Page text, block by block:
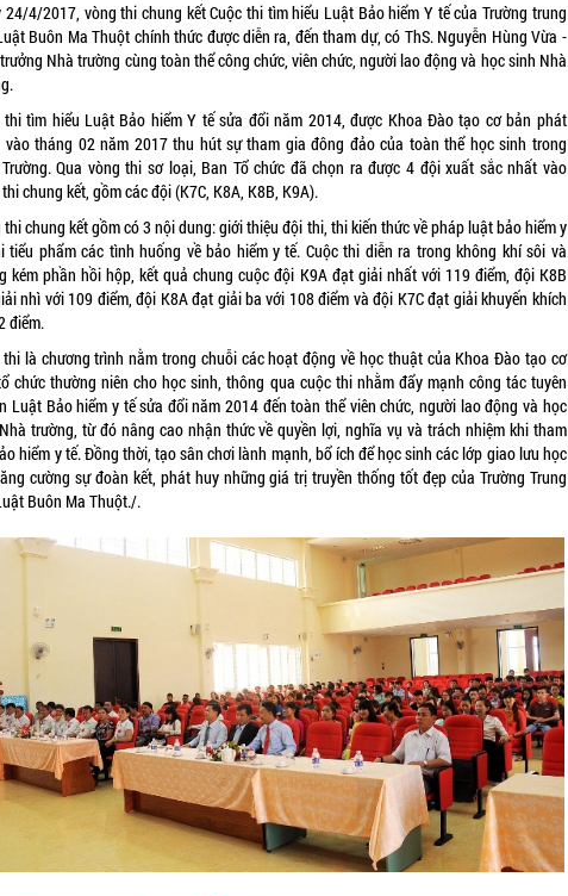
24/4/2017, vòng thi chung kết Cuộc thi tìm hiểu Luật Bảo hiểm Y tế của Trường trung
Buôn Ma Thuột chính thức được diễn ra, đến tham dự, có ThS. Nguyễn Hùng Vừa -
Nhà trường cùng toàn thể công chức, viên chức, người lao động và học sinh Nhà
thi tìm hiểu Luật Bảo hiểm Y tế sửa đổi năm 2014, được Khoa Đào tạo cơ bản phát
vào tháng 02 năm 2017 thu hút sự tham gia đông đảo của toàn thể học sinh trong
Qua vòng thi sơ loại, Ban Tổ chức đã chọn ra được 4 đội xuất sắc nhất vào
chung kết, gồm các đội (K7C, K8A, K8B, K9A).
thi chung kết gồm có 3 nội dung: giới thiệu đội thi, thi kiến thức về pháp luật bảo hiểm y
tiểu phẩm các tình huống về bảo hiểm y tế. Cuộc thi diễn ra trong không khí sôi và
kém phần hồi hộp, kết quả chung cuộc đội K9A đạt giải nhất với 119 điểm, đội K8B
nhì với 109 điểm, đội K8A đạt giải ba với 108 điểm và đội K7C đạt giải khuyến khích
điểm.
thi là chương trình nằm trong chuỗi các hoạt động về học thuật của Khoa Đào tạo cơ
chức thường niên cho học sinh, thông qua cuộc thi nhằm đẩy mạnh công tác tuyên
Luật Bảo hiểm y tế sửa đổi năm 2014 đến toàn thể viên chức, người lao động và học
trường, từ đó nâng cao nhận thức về quyền lợi, nghĩa vụ và trách nhiệm khi tham
hiểm y tế. Đồng thời, tạo sân chơi lành mạnh, bổ ích để học sinh các lớp giao lưu học
cường sự đoàn kết, phát huy những giá trị truyền thống tốt đẹp của Trường Trung
Buôn Ma Thuột./.